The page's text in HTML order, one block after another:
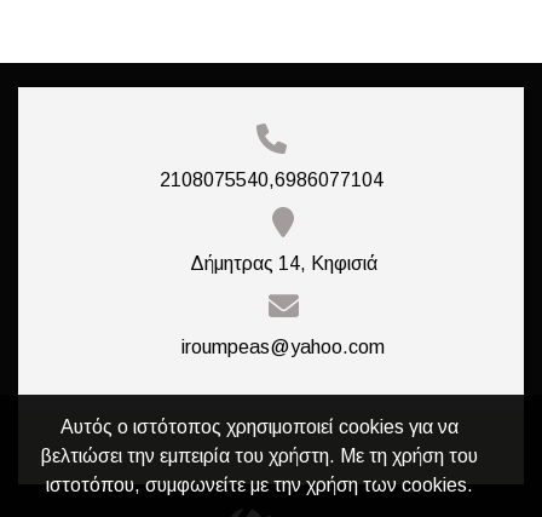
2108075540,6986077104
Δήμητρας 14, Κηφισιά
iroumpeas@yahoo.com
Αυτός ο ιστότοπος χρησιμοποιεί cookies για να
βελτιώσει την εμπειρία του χρήστη. Με τη χρήση του
ιστοτόπου, συμφωνείτε με την χρήση των cookies.